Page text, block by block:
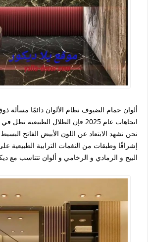
ألوان حمام الضيوف نظام الألوان دائمًا مسألة
اتجاهات عام 2025 فإن الظلال
نحن نشهد الابتعاد عن اللون الأبيض الفاتح
إشراقًا وطبقات من النغمات الترابية الطبيعية
البيج و الرمادي و الرخامي و ألوان تتناسب مع